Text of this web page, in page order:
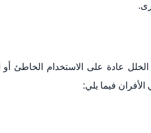
الخلل عادة على الاستخدام الخاطئ
فيما يلي: